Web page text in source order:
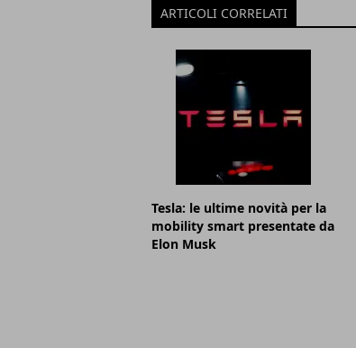
ARTICOLI CORRELATI
Tesla: le ultime novità per la
mobility smart presentate da
Elon Musk